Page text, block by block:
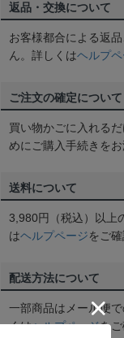
返品・交換について
お客様都合による返
ん。詳しくはヘルプ
ご注文の確定について
買い物かごに入れる
めにご購入手続きをお
送料について
3,980円（税込）以上
はヘルプページをご確
配送方法について
一部商品はメール便
くはヘルプページをご